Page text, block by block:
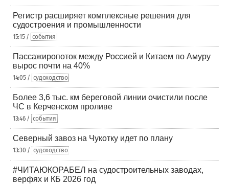
Регистр расширяет комплексные решения для
судостроения и промышленности
15:15 / события
Пассажиропоток между Россией и Китаем по Амуру
вырос почти на 40%
14:05 / судоходство
Более 3,6 тыс. км береговой линии очистили после
ЧС в Керченском проливе
13:46 / события
Северный завоз на Чукотку идет по плану
13:30 / судоходство
#ЧИТАЮКОРАБЕЛ на судостроительных заводах,
верфях и КБ 2026 год